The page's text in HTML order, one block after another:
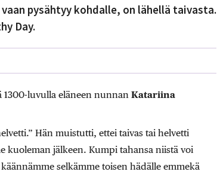
pysähtyy kohdalle, on lähellä taivasta.
Day.
luvulla eläneen nunnan Katariina
Hän muistutti, ettei taivas tai helvetti
kuoleman jälkeen. Kumpi tahansa niistä voi
selkämme toisen hädälle emmekä